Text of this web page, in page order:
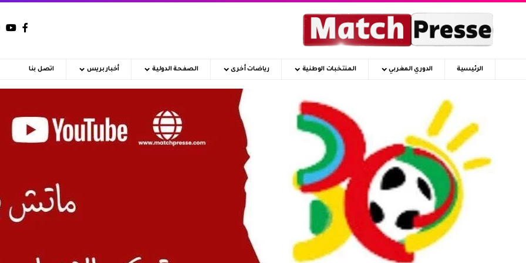
الرئيسية الدوري المغربي المنتخبات الوطنية رياضات أخرى الصفحة الدولية أخبار بريس اتصل بنا